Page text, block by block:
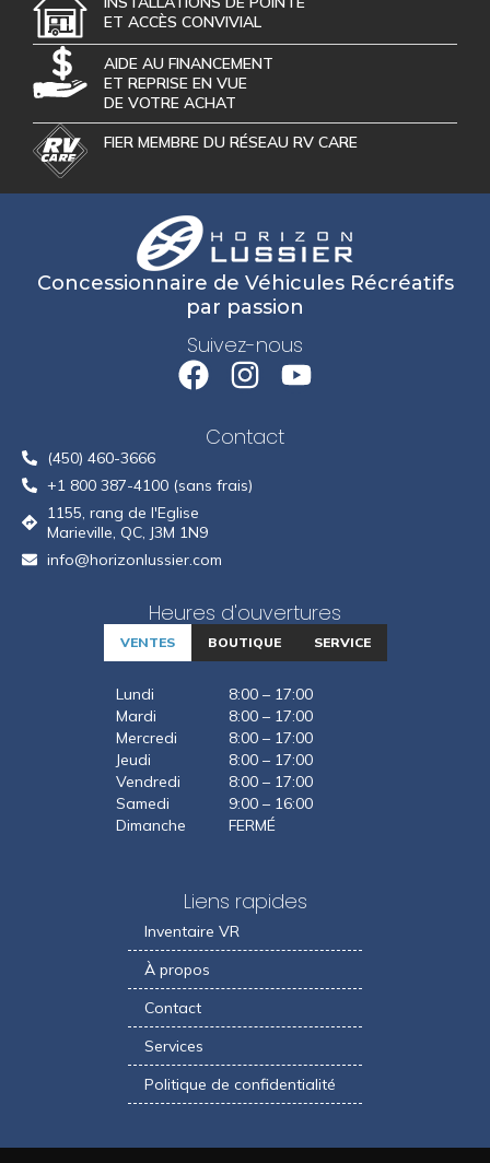
ET ACCÈS CONVIVIAL
AIDE AU FINANCEMENT
ET REPRISE EN VUE
DE VOTRE ACHAT
FIER MEMBRE DU RÉSEAU RV CARE
Liens rapides
Inventaire VR
À propos
Contact
Services
Politique de confidentialité
Heures d'ouvertures
VENTES BOUTIQUE SERVICE
Lundi
8:00 – 17:00
Mardi
8:00 – 17:00
Mercredi
8:00 – 17:00
Jeudi
8:00 – 17:00
Vendredi
8:00 – 17:00
Samedi
9:00 – 16:00
Dimanche
FERMÉ
Contact
(450) 460-3666
+1 800 387-4100 (sans frais)
1155, rang de l'Eglise
Marieville, QC, J3M 1N9
info@horizonlussier.com
Concessionnaire de Véhicules Récréatifs
par passion
Suivez-nous